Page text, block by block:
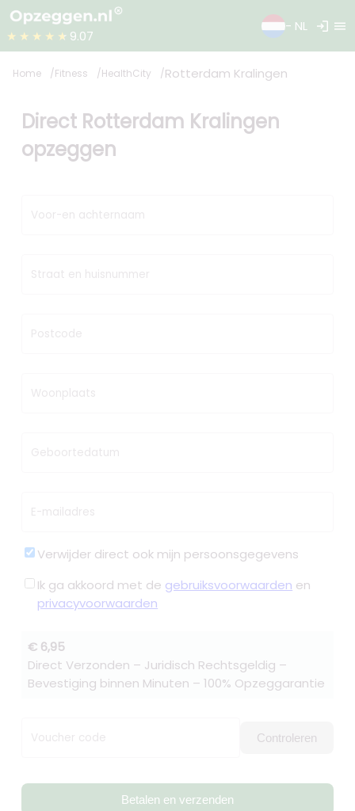
★★★★★ 9.07
- NL login menu
Home Fitness HealthCity Rotterdam Kralingen
Direct Rotterdam Kralingen
opzeggen
Voor-en achternaam
Straat en huisnummer
Postcode
Woonplaats
Geboortedatum
E-mailadres
Verwijder direct ook mijn persoonsgegevens
Ik ga akkoord met de gebruiksvoorwaarden en
privacyvoorwaarden
€ 6,95
Direct Verzonden – Juridisch Rechtsgeldig –
Bevestiging binnen Minuten – 100% Opzeggarantie
Voucher code Controleren
Betalen en verzenden